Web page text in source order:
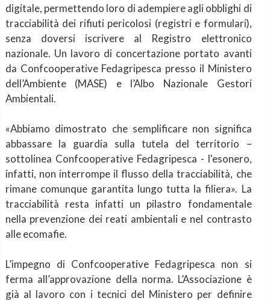
digitale, permettendo loro di adempiere agli obblighi di
tracciabilità dei rifiuti pericolosi (registri e formulari),
senza doversi iscrivere al Registro elettronico
nazionale. Un lavoro di concertazione portato avanti
da Confcooperative Fedagripesca presso il Ministero
dell’Ambiente (MASE) e l’Albo Nazionale Gestori
Ambientali.
«Abbiamo dimostrato che semplificare non significa
abbassare la guardia sulla tutela del territorio –
sottolinea Confcooperative Fedagripesca - l'esonero,
infatti, non interrompe il flusso della tracciabilità, che
rimane comunque garantita lungo tutta la filiera». La
tracciabilità resta infatti un pilastro fondamentale
nella prevenzione dei reati ambientali e nel contrasto
alle ecomafie.
L’impegno di Confcooperative Fedagripesca non si
ferma all’approvazione della norma. L’Associazione è
già al lavoro con i tecnici del Ministero per definire